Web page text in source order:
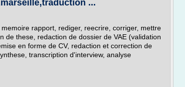
...
rapport, rediger, reecrire, corriger, mettre
de these, redaction de dossier de VAE (validation
en forme de CV, redaction et correction de
transcription d'interview, analyse